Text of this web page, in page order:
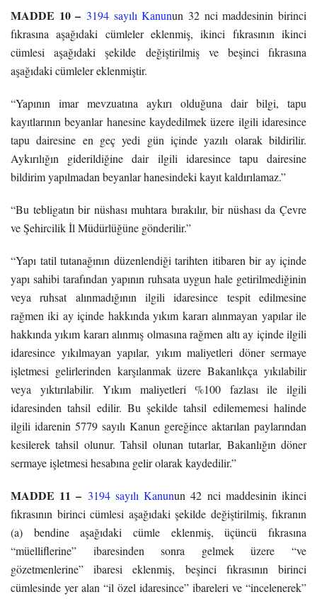
MADDE 10 – 3194 sayılı Kanunun 32 nci maddesinin birinci
fıkrasına aşağıdaki cümleler eklenmiş, ikinci fıkrasının ikinci
cümlesi aşağıdaki şekilde değiştirilmiş ve beşinci fıkrasına
aşağıdaki cümleler eklenmiştir.
“Yapının imar mevzuatına aykırı olduğuna dair bilgi, tapu
kayıtlarının beyanlar hanesine kaydedilmek üzere ilgili idaresince
tapu dairesine en geç yedi gün içinde yazılı olarak bildirilir.
Aykırılığın giderildiğine dair ilgili idaresince tapu dairesine
bildirim yapılmadan beyanlar hanesindeki kayıt kaldırılamaz.”
“Bu tebligatın bir nüshası muhtara bırakılır, bir nüshası da Çevre
ve Şehircilik İl Müdürlüğüne gönderilir.”
“Yapı tatil tutanağının düzenlendiği tarihten itibaren bir ay içinde
yapı sahibi tarafından yapının ruhsata uygun hale getirilmediğinin
veya ruhsat alınmadığının ilgili idaresince tespit edilmesine
rağmen iki ay içinde hakkında yıkım kararı alınmayan yapılar ile
hakkında yıkım kararı alınmış olmasına rağmen altı ay içinde ilgili
idaresince yıkılmayan yapılar, yıkım maliyetleri döner sermaye
işletmesi gelirlerinden karşılanmak üzere Bakanlıkça yıkılabilir
veya yıktırılabilir. Yıkım maliyetleri %100 fazlası ile ilgili
idaresinden tahsil edilir. Bu şekilde tahsil edilememesi halinde
ilgili idarenin 5779 sayılı Kanun gereğince aktarılan paylarından
kesilerek tahsil olunur. Tahsil olunan tutarlar, Bakanlığın döner
sermaye işletmesi hesabına gelir olarak kaydedilir.”
MADDE 11 – 3194 sayılı Kanunun 42 nci maddesinin ikinci
fıkrasının birinci cümlesi aşağıdaki şekilde değiştirilmiş, fıkranın
(a) bendine aşağıdaki cümle eklenmiş, üçüncü fıkrasına
“müelliflerine” ibaresinden sonra gelmek üzere “ve
gözetmenlerine” ibaresi eklenmiş, beşinci fıkrasının birinci
cümlesinde yer alan “il özel idaresince” ibareleri ve “incelenerek”